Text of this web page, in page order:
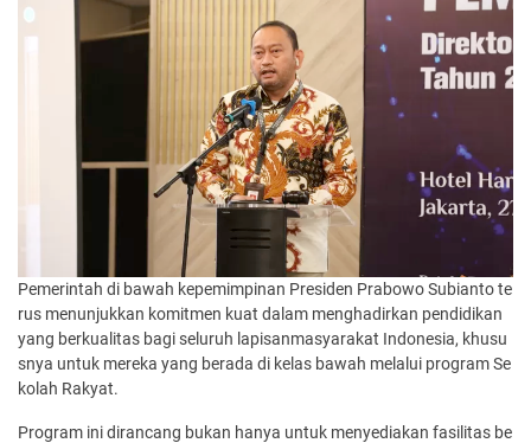
Pemerintah di bawah kepemimpinan Presiden Prabowo Subianto te
rus menunjukkan komitmen kuat dalam menghadirkan pendidikan
yang berkualitas bagi seluruh lapisanmasyarakat Indonesia, khusu
snya untuk mereka yang berada di kelas bawah melalui program Se
kolah Rakyat.
Program ini dirancang bukan hanya untuk menyediakan fasilitas be